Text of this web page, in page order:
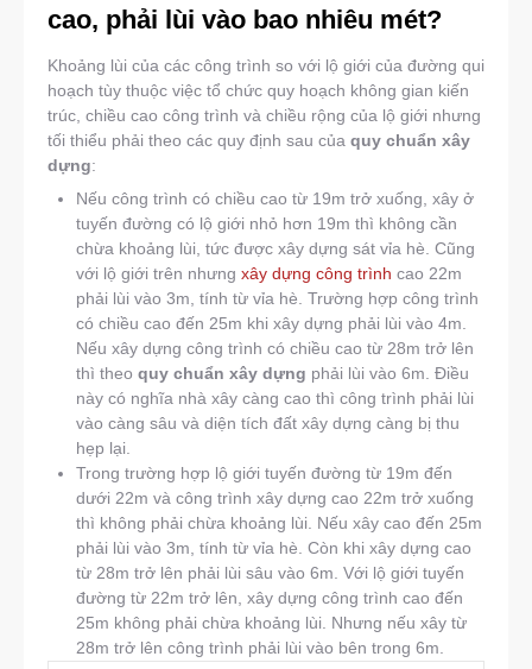
cao, phải lùi vào bao nhiêu mét?
Khoảng lùi của các công trình so với lộ giới của đường qui
hoạch tùy thuộc việc tổ chức quy hoạch không gian kiến
trúc, chiều cao công trình và chiều rộng của lộ giới nhưng
tối thiểu phải theo các quy định sau của quy chuẩn xây
dựng:
Nếu công trình có chiều cao từ 19m trở xuống, xây ở
tuyến đường có lộ giới nhỏ hơn 19m thì không cần
chừa khoảng lùi, tức được xây dựng sát vỉa hè. Cũng
với lộ giới trên nhưng xây dựng công trình cao 22m
phải lùi vào 3m, tính từ vỉa hè. Trường hợp công trình
có chiều cao đến 25m khi xây dựng phải lùi vào 4m.
Nếu xây dựng công trình có chiều cao từ 28m trở lên
thì theo quy chuẩn xây dựng phải lùi vào 6m. Điều
này có nghĩa nhà xây càng cao thì công trình phải lùi
vào càng sâu và diện tích đất xây dựng càng bị thu
hẹp lại.
Trong trường hợp lộ giới tuyến đường từ 19m đến
dưới 22m và công trình xây dựng cao 22m trở xuống
thì không phải chừa khoảng lùi. Nếu xây cao đến 25m
phải lùi vào 3m, tính từ vỉa hè. Còn khi xây dựng cao
từ 28m trở lên phải lùi sâu vào 6m. Với lộ giới tuyến
đường từ 22m trở lên, xây dựng công trình cao đến
25m không phải chừa khoảng lùi. Nhưng nếu xây từ
28m trở lên công trình phải lùi vào bên trong 6m.